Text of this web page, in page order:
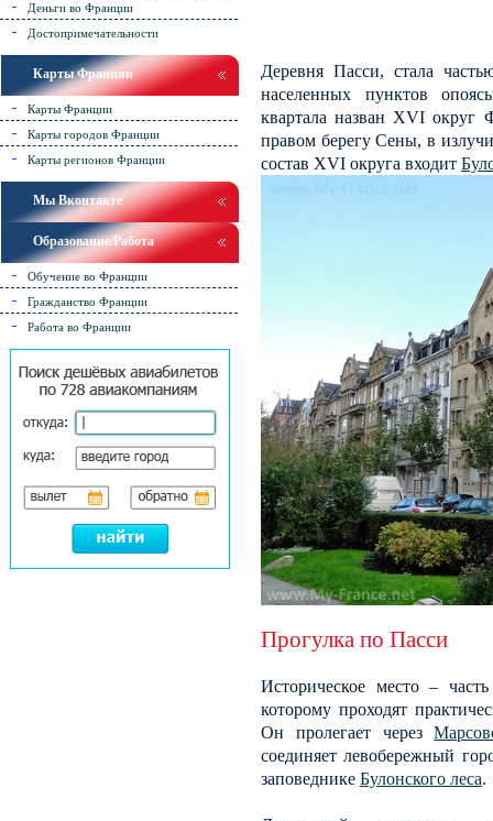
Деревня Пасси, стала
населенных пунктов
квартала назван XVI округ
правом берегу Сены, в
состав XVI округа входит
Прогулка по Пасси
Историческое место –
которому проходят
Он пролегает через
соединяет левобережный
заповеднике Булонского леса.
Деньги во Франции
Достопримечательности
Карты Франции
Карты Франции
Карты городов Франции
Карты регионов Франции
Мы Вконтакте
Образование/Работа
Обучение во Франции
Гражданство Франции
Работа во Франции